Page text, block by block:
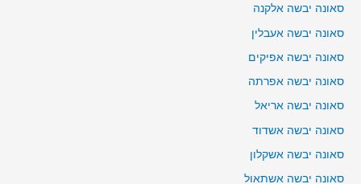
סאונה יבשה אלקנה
סאונה יבשה אעבלין
סאונה יבשה אפיקים
סאונה יבשה אפרתה
סאונה יבשה אריאל
סאונה יבשה אשדוד
סאונה יבשה אשקלון
סאונה יבשה אשתאול